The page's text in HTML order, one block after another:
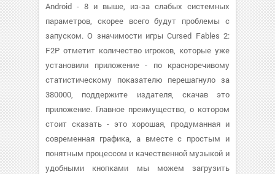
Android - 8 и выше, из-за слабых системных
параметров, скорее всего будут проблемы с
запуском. О значимости игры Cursed Fables 2:
F2P отметит количество игроков, которые уже
установили приложение - по красноречивому
статистическому показателю перешагнуло за
380000, поддержите издателя, скачав это
приложение. Главное преимущество, о котором
стоит сказать - это хорошая, продуманная и
современная графика, а вместе с простым и
понятным процессом и качественной музыкой и
удобными кнопками мы можем загрузить